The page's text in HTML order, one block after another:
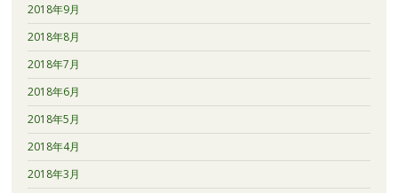
2018年9月
2018年8月
2018年7月
2018年6月
2018年5月
2018年4月
2018年3月